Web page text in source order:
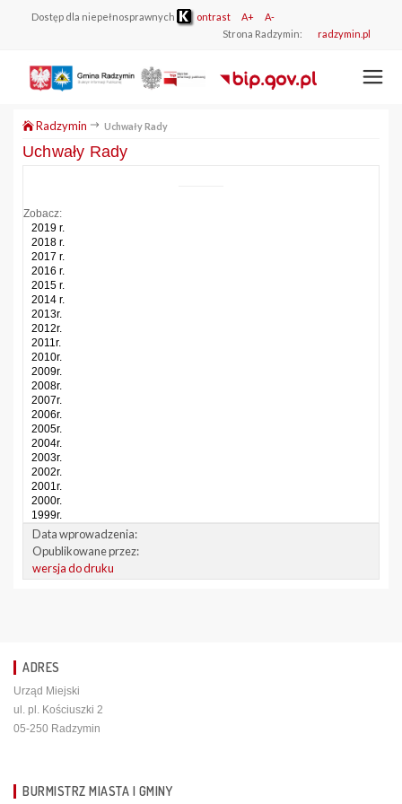
Dostęp dla niepełnosprawnych ontrast A+
A-
Strona Radzymin:
radzymin.pl
Radzymin Uchwały Rady
Uchwały Rady
Zobacz:
2019 r.
2018 r.
2017 r.
2016 r.
2015 r.
2014 r.
2013r.
2012r.
2011r.
2010r.
2009r.
2008r.
2007r.
2006r.
2005r.
2004r.
2003r.
2002r.
2001r.
2000r.
1999r.
Data wprowadzenia:
Opublikowane przez:
wersja do druku
ADRES
Urząd Miejski
ul. pl. Kościuszki 2
05-250 Radzymin
BURMISTRZ MIASTA I GMINY